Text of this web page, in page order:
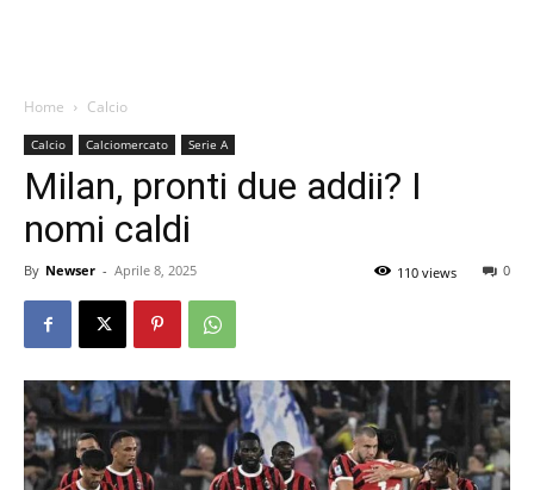
Home Calcio
Calcio Calciomercato Serie A
Milan, pronti due addii? I
nomi caldi
By Newser - Aprile 8, 2025 0
110 views